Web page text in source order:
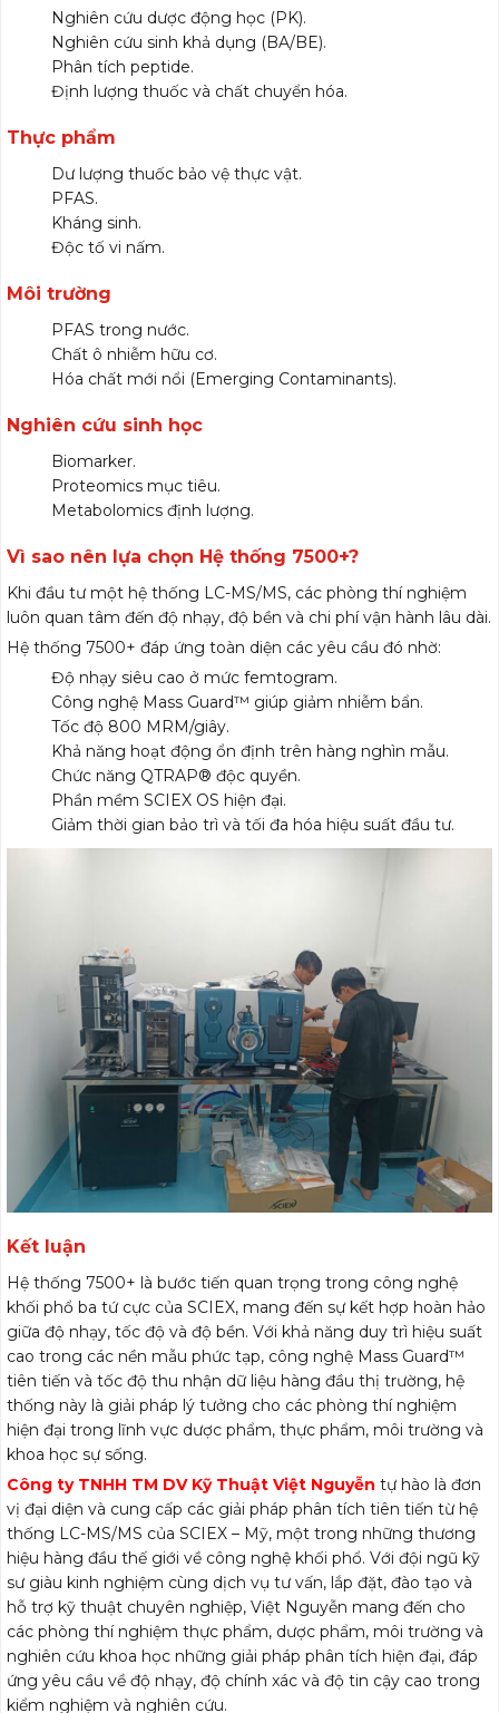
Nghiên cứu dược động học (PK).
Nghiên cứu sinh khả dụng (BA/BE).
Phân tích peptide.
Định lượng thuốc và chất chuyển hóa.
Thực phẩm
Dư lượng thuốc bảo vệ thực vật.
PFAS.
Kháng sinh.
Độc tố vi nấm.
Môi trường
PFAS trong nước.
Chất ô nhiễm hữu cơ.
Hóa chất mới nổi (Emerging Contaminants).
Nghiên cứu sinh học
Biomarker.
Proteomics mục tiêu.
Metabolomics định lượng.
Vì sao nên lựa chọn Hệ thống 7500+?
Khi đầu tư một hệ thống LC-MS/MS, các phòng thí nghiệm
luôn quan tâm đến độ nhạy, độ bền và chi phí vận hành lâu dài.
Hệ thống 7500+ đáp ứng toàn diện các yêu cầu đó nhờ:
Độ nhạy siêu cao ở mức femtogram.
Công nghệ Mass Guard™ giúp giảm nhiễm bẩn.
Tốc độ 800 MRM/giây.
Khả năng hoạt động ổn định trên hàng nghìn mẫu.
Chức năng QTRAP® độc quyền.
Phần mềm SCIEX OS hiện đại.
Giảm thời gian bảo trì và tối đa hóa hiệu suất đầu tư.
Kết luận
Hệ thống 7500+ là bước tiến quan trọng trong công nghệ
khối phổ ba tứ cực của SCIEX, mang đến sự kết hợp hoàn hảo
giữa độ nhạy, tốc độ và độ bền. Với khả năng duy trì hiệu suất
cao trong các nền mẫu phức tạp, công nghệ Mass Guard™
tiên tiến và tốc độ thu nhận dữ liệu hàng đầu thị trường, hệ
thống này là giải pháp lý tưởng cho các phòng thí nghiệm
hiện đại trong lĩnh vực dược phẩm, thực phẩm, môi trường và
khoa học sự sống.
Công ty TNHH TM DV Kỹ Thuật Việt Nguyễn tự hào là đơn
vị đại diện và cung cấp các giải pháp phân tích tiên tiến từ hệ
thống LC-MS/MS của SCIEX – Mỹ, một trong những thương
hiệu hàng đầu thế giới về công nghệ khối phổ. Với đội ngũ kỹ
sư giàu kinh nghiệm cùng dịch vụ tư vấn, lắp đặt, đào tạo và
hỗ trợ kỹ thuật chuyên nghiệp, Việt Nguyễn mang đến cho
các phòng thí nghiệm thực phẩm, dược phẩm, môi trường và
nghiên cứu khoa học những giải pháp phân tích hiện đại, đáp
ứng yêu cầu về độ nhạy, độ chính xác và độ tin cậy cao trong
kiểm nghiệm và nghiên cứu.